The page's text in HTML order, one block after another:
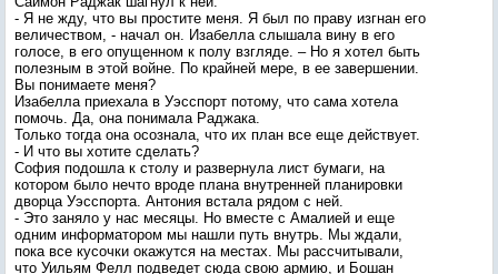
- Я не жду, что вы простите меня. Я был по праву изгнан его
величеством, - начал он. Изабелла слышала вину в его
голосе, в его опущенном к полу взгляде. – Но я хотел быть
полезным в этой войне. По крайней мере, в ее завершении.
Вы понимаете меня?
Изабелла приехала в Уэсспорт потому, что сама хотела
помочь. Да, она понимала Раджака.
Только тогда она осознала, что их план все еще действует.
- И что вы хотите сделать?
София подошла к столу и развернула лист бумаги, на
котором было нечто вроде плана внутренней планировки
дворца Уэсспорта. Антония встала рядом с ней.
- Это заняло у нас месяцы. Но вместе с Амалией и еще
одним информатором мы нашли путь внутрь. Мы ждали,
пока все кусочки окажутся на местах. Мы рассчитывали,
что Уильям Фелл подведет сюда свою армию, и Бошан